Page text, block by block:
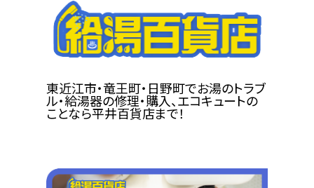
東近江市・竜王町・日野町でお湯のトラブ
ル・給湯器の修理・購入、エコキュートの
ことなら平井百貨店まで！